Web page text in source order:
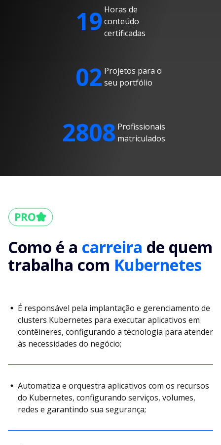
19 Horas de
conteúdo
certificadas
02 Projetos para o
seu portfólio
2808 Profissionais
matriculados
Como é a carreira de quem
trabalha com Kubernetes
É responsável pela implantação e gerenciamento de
clusters Kubernetes para executar aplicativos em
contêineres, configurando a tecnologia para atender
às necessidades do negócio;
Automatiza e orquestra aplicativos com os recursos
do Kubernetes, configurando serviços, volumes,
redes e garantindo sua segurança;